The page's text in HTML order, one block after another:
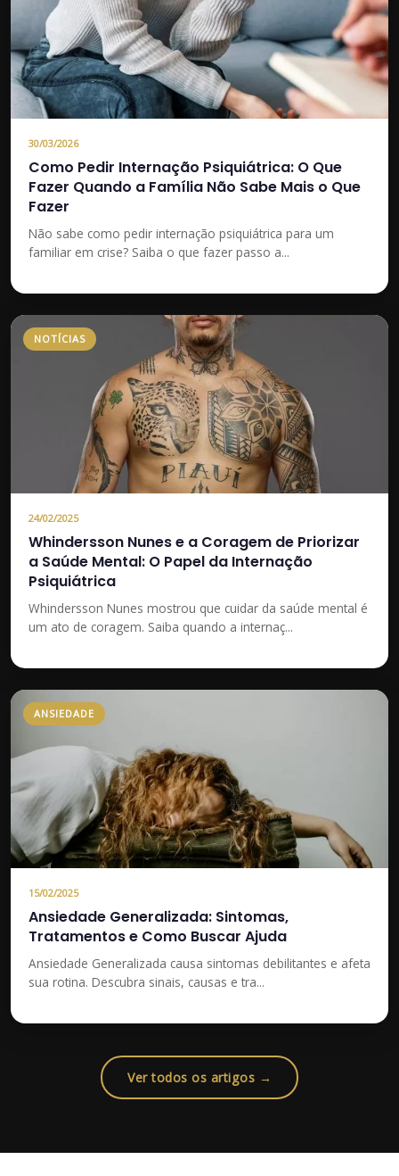
30/03/2026
Como Pedir Internação Psiquiátrica: O Que
Fazer Quando a Família Não Sabe Mais o Que
Fazer
Não sabe como pedir internação psiquiátrica para um
familiar em crise? Saiba o que fazer passo a...
NOTÍCIAS
24/02/2025
Whindersson Nunes e a Coragem de Priorizar
a Saúde Mental: O Papel da Internação
Psiquiátrica
Whindersson Nunes mostrou que cuidar da saúde mental é
um ato de coragem. Saiba quando a internaç...
ANSIEDADE
15/02/2025
Ansiedade Generalizada: Sintomas,
Tratamentos e Como Buscar Ajuda
Ansiedade Generalizada causa sintomas debilitantes e afeta
sua rotina. Descubra sinais, causas e tra...
Ver todos os artigos →